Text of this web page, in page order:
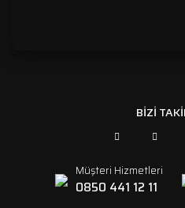
BİZİ
Müşteri Hizmetleri
0850 441 12 11